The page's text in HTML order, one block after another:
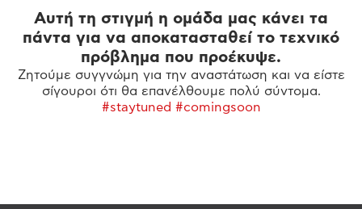
Αυτή τη στιγμή η ομάδα μας κάνει τα
πάντα για να αποκατασταθεί το τεχνικό
πρόβλημα που προέκυψε.
Ζητούμε συγγνώμη για την αναστάτωση και να είστε
σίγουροι ότι θα επανέλθουμε πολύ σύντομα.
#staytuned #comingsoon